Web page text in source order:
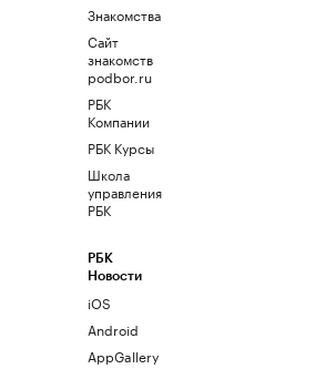
Знакомства
Сайт
знакомств
podbor.ru
РБК
Компании
РБК Курсы
Школа
управления
РБК
РБК
Новости
iOS
Android
AppGallery